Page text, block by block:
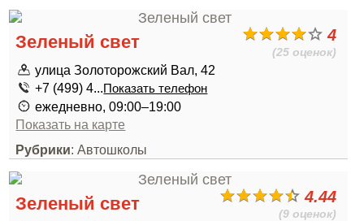
4
(25 оценок)
Зеленый свет
улица Золоторожский Вал, 42
+7 (499) 4...Показать телефон
ежедневно, 09:00–19:00
Показать на карте
Рубрики: Автошколы
4.44
(9 оценок)
Зеленый свет